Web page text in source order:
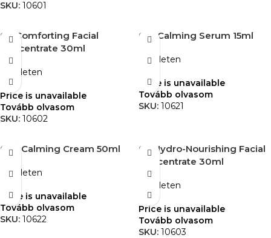
SKU: 10601
02 Comforting Facial
Concentrate 30ml
Készleten
Price is unavailable
Tovább olvasom
SKU: 10602
021 Calming Serum 15ml
Készleten
Price is unavailable
Tovább olvasom
SKU: 10621
022 Calming Cream 50ml
Készleten
Price is unavailable
Tovább olvasom
SKU: 10622
03 Hydro-Nourishing Facial
Concentrate 30ml
Készleten
Price is unavailable
Tovább olvasom
SKU: 10603